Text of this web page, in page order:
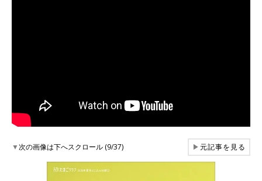
▼次の画像は下へスクロール (9/37) ▶元記事を見る